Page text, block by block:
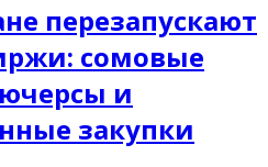
перезапускают
сомовые
и
закупки